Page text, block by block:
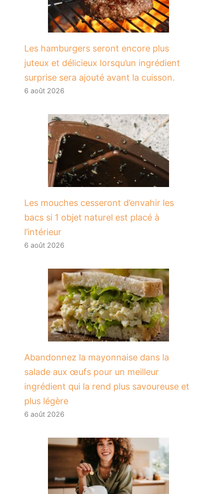
Les hamburgers seront encore plus
juteux et délicieux lorsqu’un ingrédient
surprise sera ajouté avant la cuisson.
6 août 2026
Les mouches cesseront d’envahir les
bacs si 1 objet naturel est placé à
l’intérieur
6 août 2026
Abandonnez la mayonnaise dans la
salade aux œufs pour un meilleur
ingrédient qui la rend plus savoureuse et
plus légère
6 août 2026